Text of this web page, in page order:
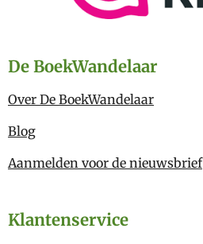
De BoekWandelaar
Over De BoekWandelaar
Blog
Aanmelden voor de nieuwsbrief
Klantenservice